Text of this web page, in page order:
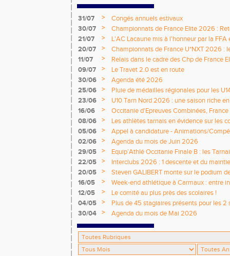
31/07 >
Congés annuels estivaux
30/07
>
Championnats de France Elite 2026 :
21/07
>
L'AC Lacaune mis à l'honneur par la
20/07
>
Championnats de France U*NXT 2026 :
titres nationaux !
11/07 >
Relais dans le cadre des Chp de France
09/07
>
Le Travet 2.0 est en route
30/06
>
Agenda été 2026
25/06
>
Pluie de médailles régionales pour les
23/06
>
U10 Tarn Nord 2026 : une saison riche
émotions
16/06 >
Occitanie d'Epreuves Combinées,
National de Castres
08/06 >
Les athlètes tarnais en évidence sur les
05/06
>
Appel à candidature - Animations/
2026 / 2027
02/06 >
Agenda du mois de Juin 2026
29/05
>
Equip’Athlé Occitanie Finale B : les
22/05
>
Interclubs 2026 : 1 descente et du
20/05
>
Steven GALIBERT monte sur le podium
16/05
>
Week-end athlétique à Carmaux : entre
départementaux jeunes
12/05 >
Le comité au plus près des scolaires !
04/05
>
Plus de 45 stagiaires présents pour les 2
Comité !
30/04 > Agenda du mois de Mai 2026